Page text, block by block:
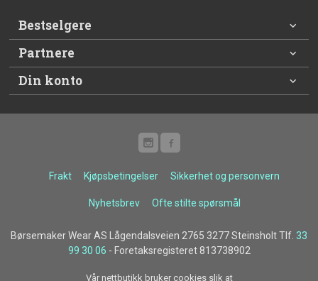
Bestselgere
Partnere
Din konto
Frakt Kjøpsbetingelser Sikkerhet og personvern
Nyhetsbrev Ofte stilte spørsmål
Børsemaker Wear AS Lågendalsveien 2765 3277 Steinsholt Tlf. 33
99 30 06 - Foretaksregisteret 813738902
Vår nettbutikk bruker cookies slik at